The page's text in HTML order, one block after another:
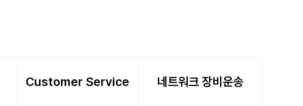
Customer Service 네트워크 장비운송